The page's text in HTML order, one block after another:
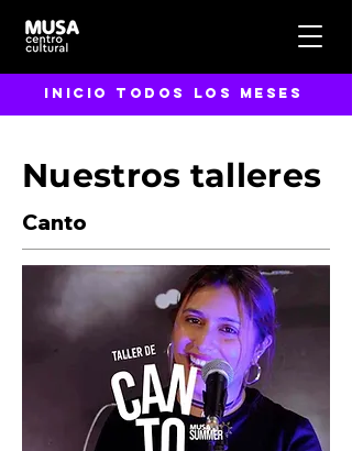
inicio todos los meses
Canto
Nuestros talleres